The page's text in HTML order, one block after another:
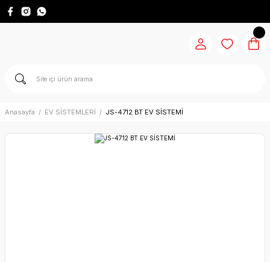
Anasayfa EV SİSTEMLERİ JS-4712 BT EV SİSTEMİ